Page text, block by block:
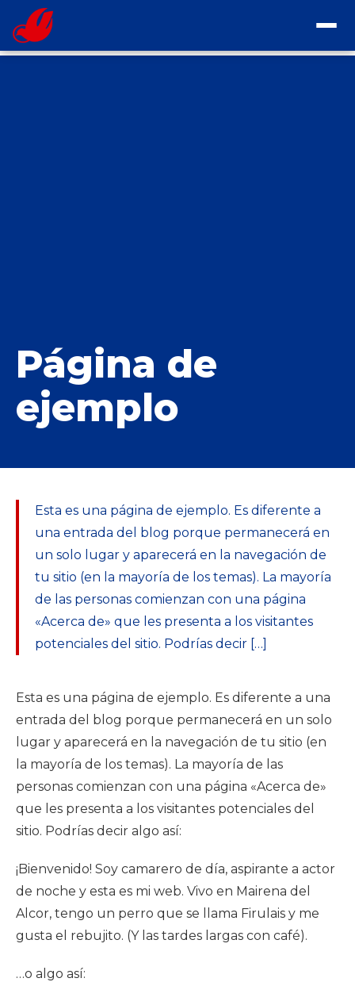
QUE ES LA RENOVACIÓN CARISMÁTICA CATÓLICA
Página de
ejemplo
Esta es una página de ejemplo. Es diferente a
una entrada del blog porque permanecerá en
un solo lugar y aparecerá en la navegación de
tu sitio (en la mayoría de los temas). La mayoría
de las personas comienzan con una página
«Acerca de» que les presenta a los visitantes
potenciales del sitio. Podrías decir […]
Esta es una página de ejemplo. Es diferente a una
entrada del blog porque permanecerá en un solo
lugar y aparecerá en la navegación de tu sitio (en
la mayoría de los temas). La mayoría de las
personas comienzan con una página «Acerca de»
que les presenta a los visitantes potenciales del
sitio. Podrías decir algo así:
¡Bienvenido! Soy camarero de día, aspirante a actor
de noche y esta es mi web. Vivo en Mairena del
Alcor, tengo un perro que se llama Firulais y me
gusta el rebujito. (Y las tardes largas con café).
…o algo así: